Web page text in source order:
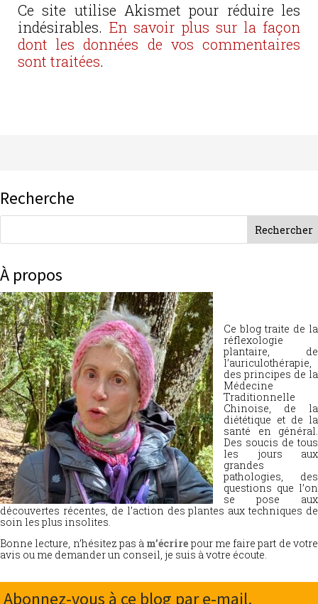
Ce site utilise Akismet pour réduire les
indésirables. En savoir plus sur la façon
dont les données de vos commentaires
sont traitées.
Recherche
À propos
Ce blog traite de la
réflexologie
plantaire, de
l’auriculothérapie,
des principes de la
Médecine
Traditionnelle
Chinoise, de la
diététique et de la
santé en général.
Des soucis de tous
les jours aux
grandes
pathologies, des
questions que l’on
se pose aux
découvertes récentes, de l’action des plantes aux techniques de
soin les plus insolites.
Bonne lecture, n’hésitez pas à m’écrire pour me faire part de votre
avis ou me demander un conseil, je suis à votre écoute.
Abonnez-vous à ce blog par e-mail.